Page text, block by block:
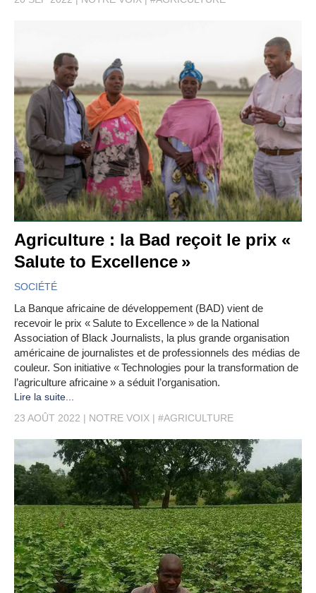
Agriculture : la Bad reçoit le prix «
Salute to Excellence »
SOCIÉTÉ
La Banque africaine de développement (BAD) vient de
recevoir le prix « Salute to Excellence » de la National
Association of Black Journalists, la plus grande organisation
américaine de journalistes et de professionnels des médias de
couleur. Son initiative « Technologies pour la transformation de
l’agriculture africaine » a séduit l’organisation.
Lire la suite...
23 AOÛT 2022
NOTRE VOIX #AGRICULTURE